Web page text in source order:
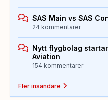
SAS Main vs SAS
24 kommentarer
Nytt flygbolag
Aviation
154 kommentarer
Fler insändare